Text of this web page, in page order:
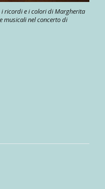
ricordi e i colori di Margherita
musicali nel concerto di